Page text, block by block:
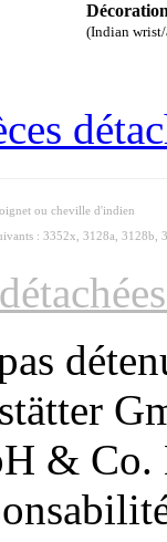
(Indian
ou cheville d'indien
: 3352x, 3128a,
& Co.